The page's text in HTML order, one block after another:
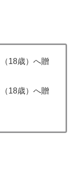
18歳）へ贈
18歳）へ贈